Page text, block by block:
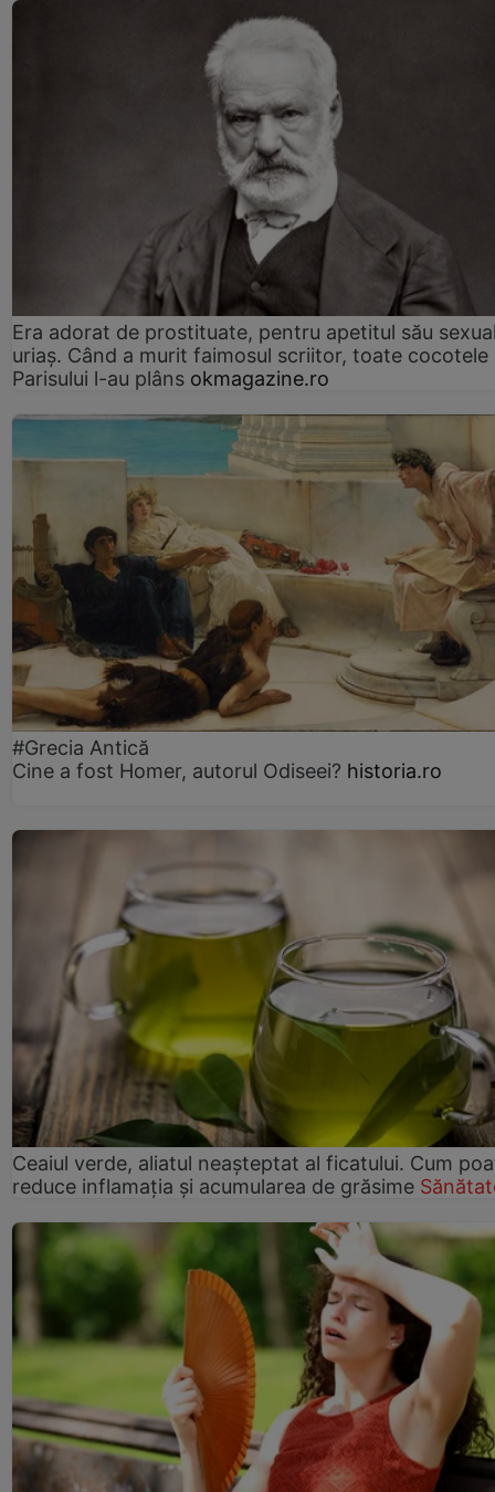
Era adorat de prostituate, pentru apetitul său
uriaș. Când a murit faimosul scriitor, toate cocotele
Parisului l-au plâns okmagazine.ro
#Grecia Antică
Cine a fost Homer, autorul Odiseei? historia.ro
Ceaiul verde, aliatul neașteptat al ficatului. Cum
reduce inflamația și acumularea de grăsime